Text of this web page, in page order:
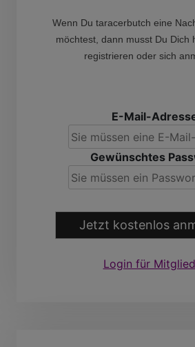
Wenn Du taracerbutch eine
möchtest, dann musst Du Dich
registrieren oder sich
E-Mail-
Gewünschtes
Jetzt kostenlos
Login für